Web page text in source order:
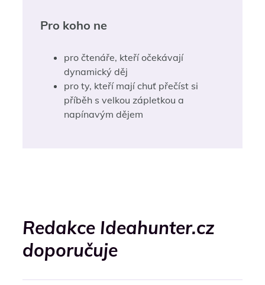
Pro koho ne
pro čtenáře, kteří očekávají
dynamický děj
pro ty, kteří mají chuť přečíst si
příběh s velkou zápletkou a
napínavým dějem
Redakce Ideahunter.cz
doporučuje